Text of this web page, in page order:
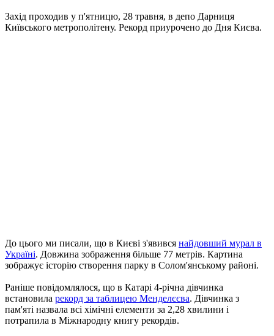
Захід проходив у п'ятницю, 28 травня, в депо Дарниця
Київського метрополітену. Рекорд приурочено до Дня Києва.
До цього ми писали, що в Києві з'явився найдовший мурал в
Україні. Довжина зображення більше 77 метрів. Картина
зображує історію створення парку в Солом'янському районі.
Раніше повідомлялося, що в Катарі 4-річна дівчинка
встановила рекорд за таблицею Менделєєва. Дівчинка з
пам'яті назвала всі хімічні елементи за 2,28 хвилини і
потрапила в Міжнародну книгу рекордів.